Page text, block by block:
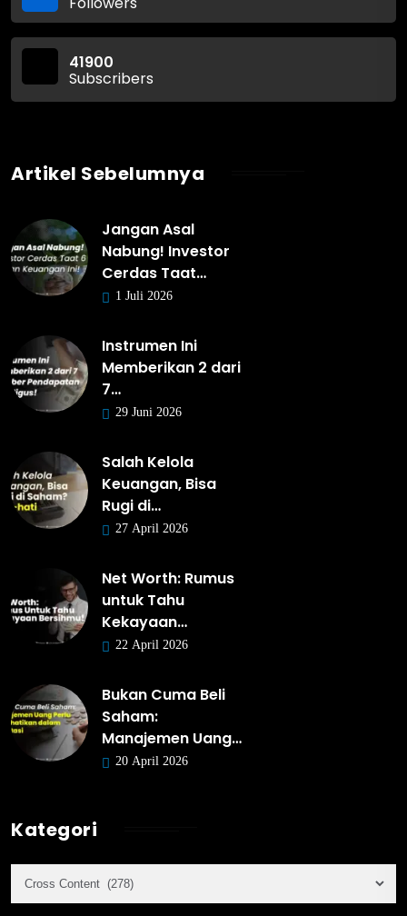
41900
Subscribers
Artikel Sebelumnya
Jangan Asal
Nabung! Investor
Cerdas Taat…
1 Juli 2026
Instrumen Ini
Memberikan 2 dari
7…
29 Juni 2026
Salah Kelola
Keuangan, Bisa
Rugi di…
27 April 2026
Net Worth: Rumus
untuk Tahu
Kekayaan…
22 April 2026
Bukan Cuma Beli
Saham:
Manajemen Uang…
20 April 2026
Kategori